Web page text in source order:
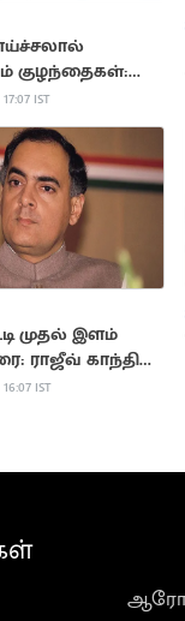
குழந்தைகள்:
இதோ
IST
முதல் இளம்
ராஜீவ் காந்தி
IST